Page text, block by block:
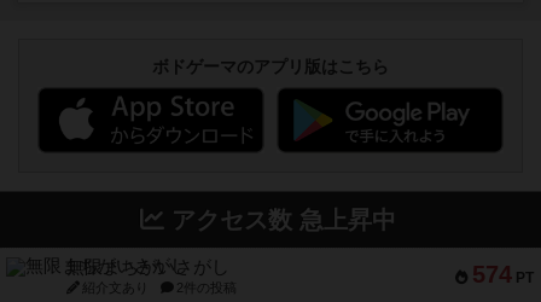
ボドゲーマのアプリ版はこちら
アクセス数 急上昇中
574 PT
無限まちがいさがし
紹介文あり 2件の投稿